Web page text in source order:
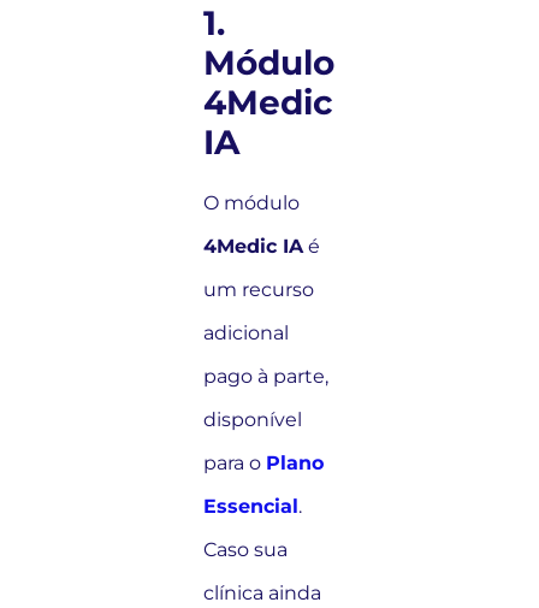
1.
Módulo
4Medic
IA
O módulo
4Medic IAé
um recurso
adicional
pago à parte,
disponível
para o Plano
Essencial.
Caso sua
clínica ainda